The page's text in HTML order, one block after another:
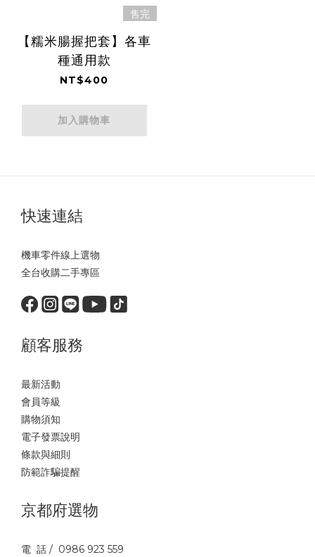
售完
【糯米腸握把套】各車
種通用款
NT$400
加入購物車
快速連結
機車零件線上選物
全台收購二手專區
顧客服務
最新活動
會員等級
購物須知
電子發票說明
條款與細則
防範詐騙提醒
京都府選物
電 話 / 0986 923 559